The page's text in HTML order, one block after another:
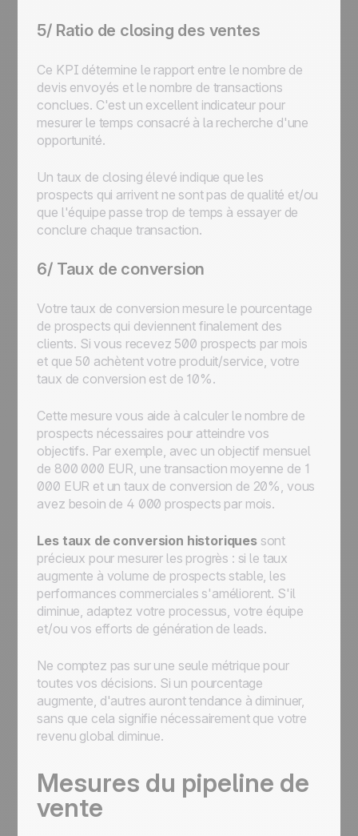
5/ Ratio de closing des ventes
Ce KPI détermine le rapport entre le nombre de
devis envoyés et le nombre de transactions
conclues. C'est un excellent indicateur pour
mesurer le temps consacré à la recherche d'une
opportunité.
Un taux de closing élevé indique que les
prospects qui arrivent ne sont pas de qualité et/ou
que l'équipe passe trop de temps à essayer de
conclure chaque transaction.
6/ Taux de conversion
Votre taux de conversion mesure le pourcentage
de prospects qui deviennent finalement des
clients. Si vous recevez 500 prospects par mois
et que 50 achètent votre produit/service, votre
taux de conversion est de 10%.
Cette mesure vous aide à calculer le nombre de
prospects nécessaires pour atteindre vos
objectifs. Par exemple, avec un objectif mensuel
de 800 000 EUR, une transaction moyenne de 1
000 EUR et un taux de conversion de 20%, vous
avez besoin de 4 000 prospects par mois.
Les taux de conversion historiquessont
précieux pour mesurer les progrès : si le taux
augmente à volume de prospects stable, les
performances commerciales s'améliorent. S'il
diminue, adaptez votre processus, votre équipe
et/ou vos efforts de génération de leads.
Ne comptez pas sur une seule métrique pour
toutes vos décisions. Si un pourcentage
augmente, d'autres auront tendance à diminuer,
sans que cela signifie nécessairement que votre
revenu global diminue.
Mesures du pipeline de
vente